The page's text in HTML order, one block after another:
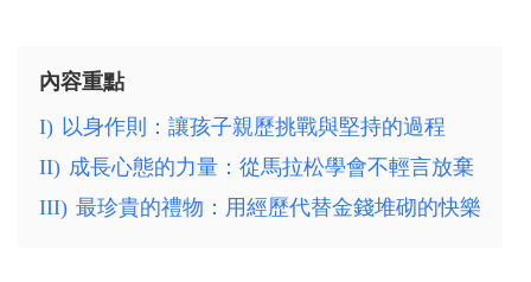
內容重點
I) 以身作則：讓孩子親歷挑戰與堅持的過程
II) 成長心態的力量：從馬拉松學會不輕言放棄
III) 最珍貴的禮物：用經歷代替金錢堆砌的快樂